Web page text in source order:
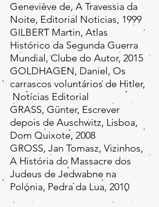
Geneviève de, A Travessia da
Noite, Editorial Noticias, 1999​
GILBERT Martin, Atlas
Histórico da Segunda Guerra
Mundial, Clube do Autor, 2015​
GOLDHAGEN, Daniel, Os
carrascos voluntários de Hitler,
Notícias Editorial
GRASS, Günter, Escrever
depois de Auschwitz, Lisboa,
Dom Quixote, 2008
GROSS, Jan Tomasz, Vizinhos,
A História do Massacre dos
Judeus de Jedwabne na
Polónia, Pedra da Lua, 2010